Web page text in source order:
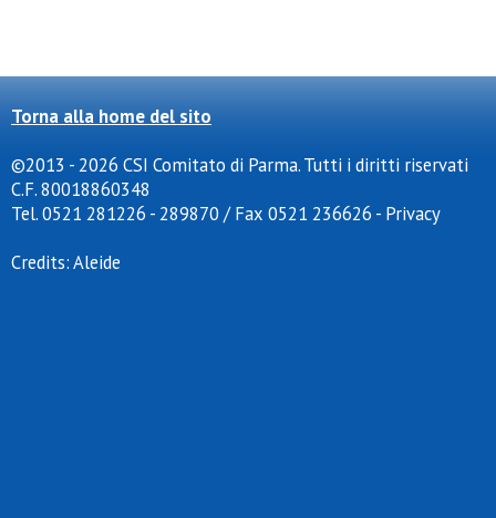
Torna alla home del sito
©2013 - 2026 CSI Comitato di Parma. Tutti i diritti riservati
C.F. 80018860348
Tel. 0521 281226 - 289870 / Fax 0521 236626 - Privacy
Credits:Aleide